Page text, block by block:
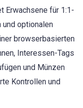
Erwachsene für 1:1-
und optionalen
browserbasierten
Interessen-Tags
und Münzen
Kontrollen und